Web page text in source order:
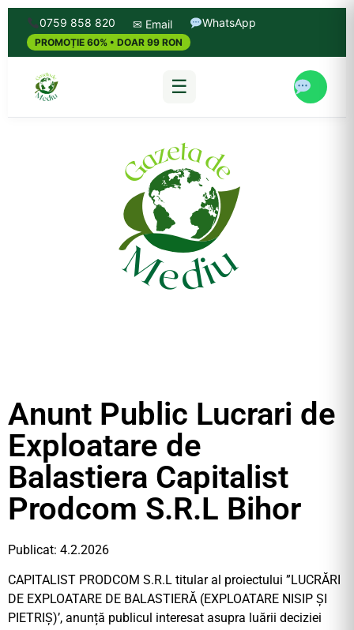
0759 858 820 ✉ Email WhatsApp
PROMOȚIE 60% • DOAR 99 RON
☰
Anunt Public Lucrari de
Exploatare de
Balastiera Capitalist
Prodcom S.R.L Bihor
Publicat: 4.2.2026
CAPITALIST PRODCOM S.R.L titular al proiectului ”LUCRĂRI
DE EXPLOATARE DE BALASTIERĂ (EXPLOATARE NISIP ŞI
PIETRIŞ)’, anunță publicul interesat asupra luării deciziei